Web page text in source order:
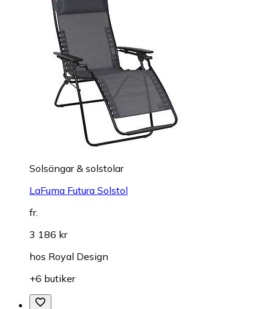
Solsängar & solstolar
LaFuma Futura Solstol
fr.
3 186 kr
hos Royal Design
+6 butiker